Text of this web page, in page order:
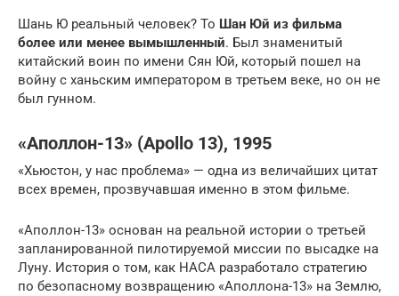
Шань Ю реальный человек? То Шан Юй из фильма
более или менее вымышленный. Был знаменитый
китайский воин по имени Сян Юй, который пошел на
войну с ханьским императором в третьем веке, но он не
был гунном.
«Аполлон-13» (Apollo 13), 1995
«Хьюстон, у нас проблема» — одна из величайших цитат
всех времен, прозвучавшая именно в этом фильме.
«Аполлон-13» основан на реальной истории о третьей
запланированной пилотируемой миссии по высадке на
Луну. История о том, как НАСА разработало стратегию
по безопасному возвращению «Аполлона-13» на Землю,